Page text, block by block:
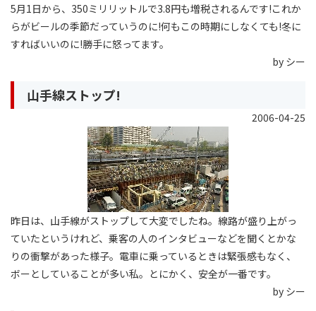
5月1日から、350ミリリットルで3.8円も増税されるんです!これか
らがビールの季節だっていうのに!何もこの時期にしなくても!冬に
すればいいのに!勝手に怒ってます。
by シー
山手線ストップ!
2006-04-25
昨日は、山手線がストップして大変でしたね。線路が盛り上がっ
ていたというけれど、乗客の人のインタビューなどを聞くとかな
りの衝撃があった様子。電車に乗っているときは緊張感もなく、
ボーとしていることが多い私。とにかく、安全が一番です。
by シー